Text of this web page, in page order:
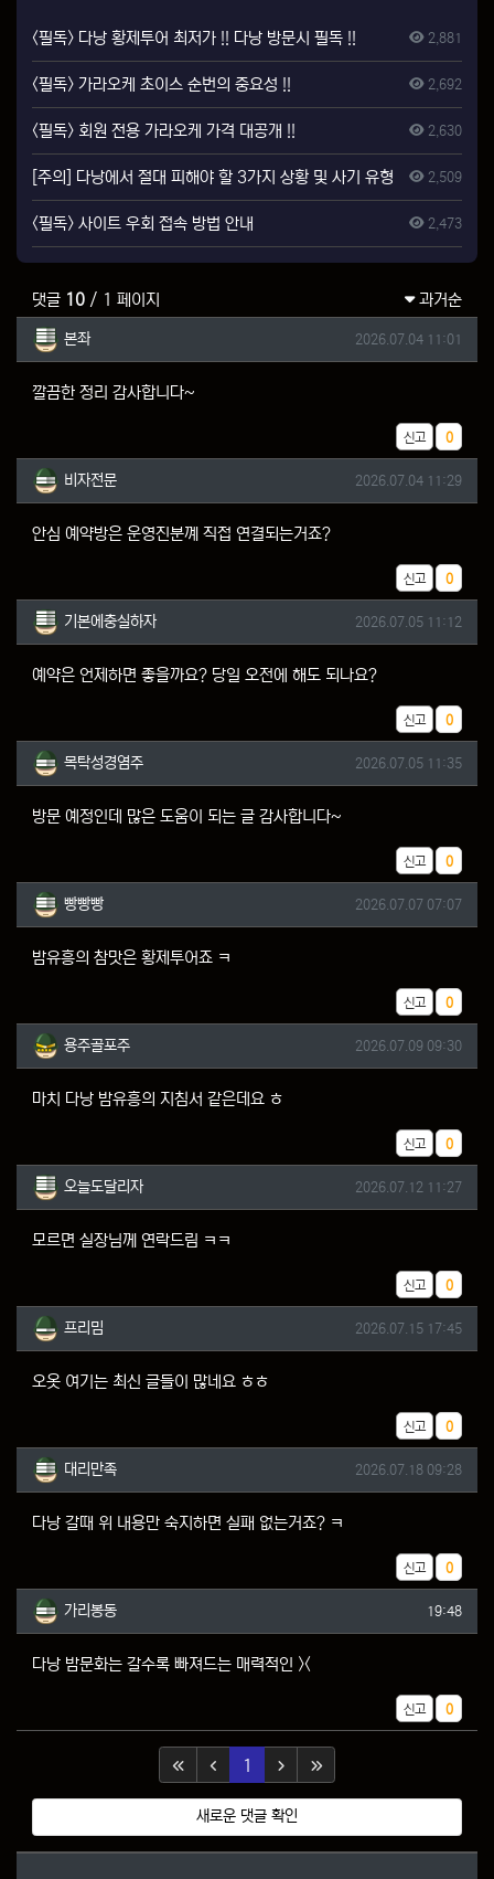
<필독> 다낭 황제투어 최저가 !! 다낭 방문시 필독 !! 2,881
<필독> 가라오케 초이스 순번의 중요성 !! 2,692
<필독> 회원 전용 가라오케 가격 대공개 !! 2,630
[주의] 다낭에서 절대 피해야 할 3가지 상황 및 사기 유형 2,509
<필독> 사이트 우회 접속 방법 안내 2,473
댓글 10 / 1 페이지 과거순
본좌님의 댓글
본좌 작성일
2026.07.04 11:01
깔끔한 정리 감사합니다~
신고 추천
0
비자전문님의 댓글
비자전문 작성일
2026.07.04 11:29
안심 예약방은 운영진분꼐 직접 연결되는거죠?
신고 추천
0
기본에충실하자님의 댓글
기본에충실하자 작성일
2026.07.05 11:12
예약은 언제하면 좋을까요? 당일 오전에 해도 되나요?
신고 추천
0
목탁성경염주님의 댓글
목탁성경염주 작성일
2026.07.05 11:35
방문 예정인데 많은 도움이 되는 글 감사합니다~
신고 추천
0
빵빵빵님의 댓글
빵빵빵 작성일
2026.07.07 07:07
밤유흥의 참맛은 황제투어죠 ㅋ
신고 추천
0
용주골포주님의 댓글
용주골포주 작성일
2026.07.09 09:30
마치 다낭 밤유흥의 지침서 같은데요 ㅎ
신고 추천
0
오늘도달리자님의 댓글
오늘도달리자 작성일
2026.07.12 11:27
모르면 실장님께 연락드림 ㅋㅋ
신고 추천
0
프리밈님의 댓글
프리밈 작성일
2026.07.15 17:45
오옷 여기는 최신 글들이 많네요 ㅎㅎ
신고 추천
0
대리만족님의 댓글
대리만족 작성일
2026.07.18 09:28
다낭 갈때 위 내용만 숙지하면 실패 없는거죠? ㅋ
신고 추천
0
가리봉동님의 댓글
가리봉동 작성일
19:48
다낭 밤문화는 갈수록 빠져드는 매력적인 ><
신고 추천
0
1 (current)
새로운 댓글 확인